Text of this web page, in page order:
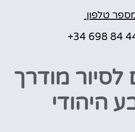
טלפון
+34 698 84
לסיור מודרך
היהודי